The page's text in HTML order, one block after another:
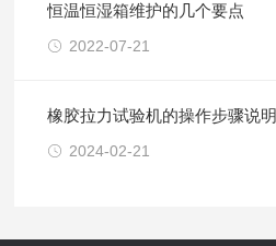
恒温恒湿箱维护的几个要点
2022-07-21
橡胶拉力试验机的操作步骤说明
2024-02-21